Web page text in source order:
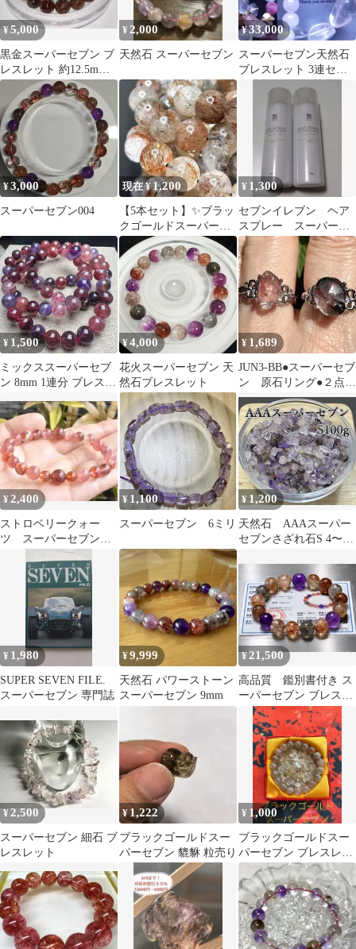
¥5,000
黒金スーパーセブン ブ
レスレット 約12.5mm
内径約17cm 天然石 一
点物
¥ 2,000
天然石 スーパーセブン
¥33,000
スーパーセブン天然石
ブレスレット 3連セッ
¥3,000
スーパーセブン004
現在 ¥1,200
【5本セット】✨ブラッ
クゴールドスーパーセ
ブン パワーストーン
¥ 1,300
セブンイレブン ヘア
スプレー スーパーハ
ード無香料 マンダム
180g 2本セット
¥ 1,500
ミックススーパーセブ
ン 8mm 1連分 ブレスレ
¥4,000
花火スーパーセブン 天
然石ブレスレット
¥ 1,689
JUN3-BB●スーパーセブ
ン 原石リング●２点セ
ット
¥2,400
ストロベリークォー
ツ スーパーセブン
天然石ブレスレット
¥ 1,100
スーパーセブン 6ミリ
¥ 1,200
天然石 AAAスーパー
セブンさざれ石S 4〜
¥ 1,980
SUPER SEVEN FILE.
スーパーセブン 専門誌
¥9,999
天然石 パワーストーン
スーパーセブン 9mm
¥21,500
高品質 鑑別書付き ス
ーパーセブン ブレスレ
ット 約13mm 内径17cm
¥2,500
スーパーセブン 細石 ブ
レスレット
¥ 1,222
ブラックゴールドスー
パーセブン 貔貅 粒売り
¥ 1,000
ブラックゴールドスー
パーセブン ブレスレッ
ト 天然石 10.9mm 未使
用に近い